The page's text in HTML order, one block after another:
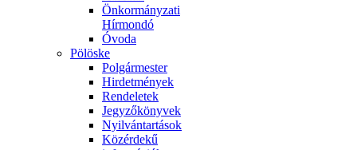
Önkormányzati
Hírmondó
Óvoda
Pölöske
Polgármester
Hirdetmények
Rendeletek
Jegyzőkönyvek
Nyilvántartások
Közérdekű